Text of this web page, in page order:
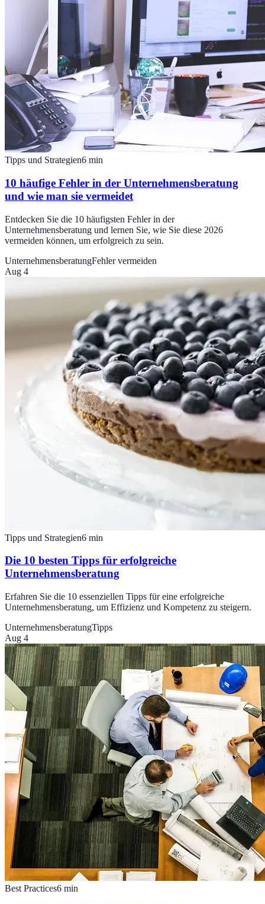
Tipps und Strategien6 min
10 häufige Fehler in der Unternehmensberatung
und wie man sie vermeidet
Entdecken Sie die 10 häufigsten Fehler in der
Unternehmensberatung und lernen Sie, wie Sie diese 2026
vermeiden können, um erfolgreich zu sein.
UnternehmensberatungFehler vermeiden
Aug 4
Tipps und Strategien6 min
Die 10 besten Tipps für erfolgreiche
Unternehmensberatung
Erfahren Sie die 10 essenziellen Tipps für eine erfolgreiche
Unternehmensberatung, um Effizienz und Kompetenz zu steigern.
UnternehmensberatungTipps
Aug 4
Best Practices6 min